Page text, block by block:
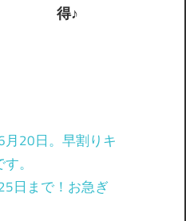
得♪
20日。早割りキ
。
日まで！お急ぎ